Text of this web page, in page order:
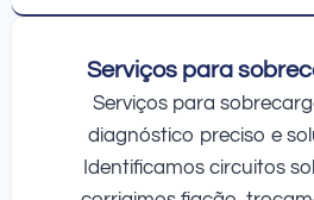
Serviços para
Serviços para
diagnóstico preciso e
Identificamos circuitos